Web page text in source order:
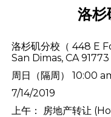
洛杉
洛杉矶分校 （ 448 E
San Dimas, CA 91773
周日（隔周） 10:00
7/14/2019
上午： 房地产转让